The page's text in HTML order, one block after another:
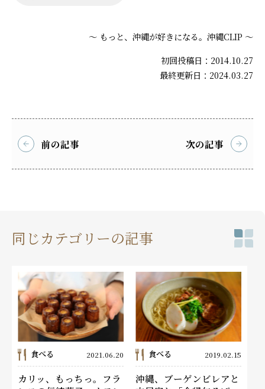
～ もっと、沖縄が好きになる。沖縄CLIP ～
初回投稿日：2014.10.27
最終更新日：2024.03.27
前の記事 次の記事
同じカテゴリーの記事
食べる 2021.06.20
カリッ、もっちっ。フラ
食べる 2019.02.15
沖縄、ブーゲンビレアと